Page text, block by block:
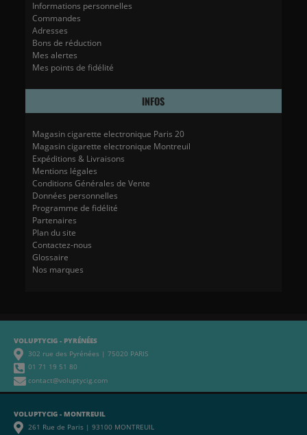
Informations personnelles
Commandes
Adresses
Bons de réduction
Mes alertes
Mes points de fidélité
INFOS
Magasin cigarette electronique Paris 20
Magasin cigarette electronique Montreuil
Expéditions & Livraisons
Mentions légales
Conditions Générales de Vente
Données personnelles
Programme de fidélité
Partenaires
Plan du site
Contactez-nous
Glossaire
Nos marques
VOLUPTYCIG - PYRÉNÉES
302 rue des Pyrénées | 75020 PARIS
01 71 19 51 80
contact@voluptycig.com
VOLUPTYCIG - MONTREUIL
261 Rue de Paris | 93100 MONTREUIL